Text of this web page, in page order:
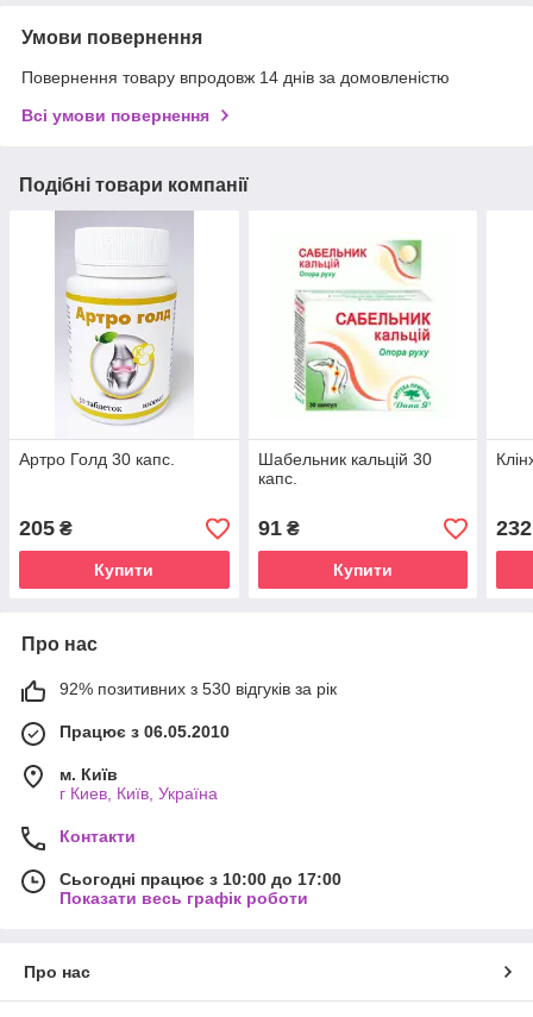
Умови повернення
Повернення товару впродовж 14 днів за домовленістю
Всі умови повернення
Подібні товари компанії
Артро Голд 30 капс.
205 ₴
Купити
Шабельник кальцій 30
капс.
91₴
Купити
232
Про нас
92% позитивних з 530 відгуків за рік
Працює з 06.05.2010
м. Київ
г Киев, Київ, Україна
Контакти
Сьогодні працює з 10:00 до 17:00
Показати весь графік роботи
Про нас